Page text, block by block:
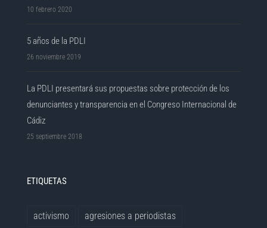
10 febrero 2020
5 años de la PDLI
26 noviembre 2019
La PDLI presentará sus propuestas sobre protección de los
denunciantes y transparencia en el Congreso Internacional de
Cádiz
25 septiembre 2018
ETIQUETAS
activismo agresiones a periodistas